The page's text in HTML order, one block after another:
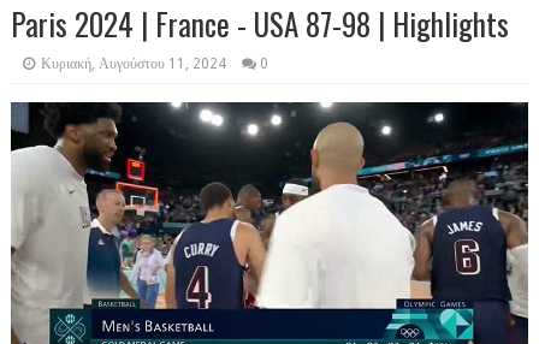
Paris 2024 | France - USA 87-98 | Highlights
Κυριακή, Αυγούστου 11, 2024 0